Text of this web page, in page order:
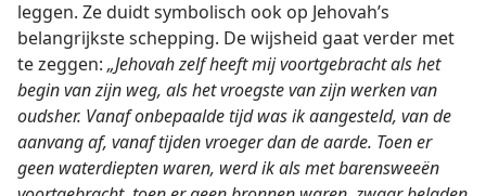
leggen. Ze duidt symbolisch ook op Jehovah’s
belangrijkste schepping. De wijsheid gaat verder met
te zeggen: „Jehovah zelf heeft mij voortgebracht als het
begin van zijn weg, als het vroegste van zijn werken van
oudsher. Vanaf onbepaalde tijd was ik aangesteld, van de
aanvang af, vanaf tijden vroeger dan de aarde. Toen er
geen waterdiepten waren, werd ik als met barensweeën